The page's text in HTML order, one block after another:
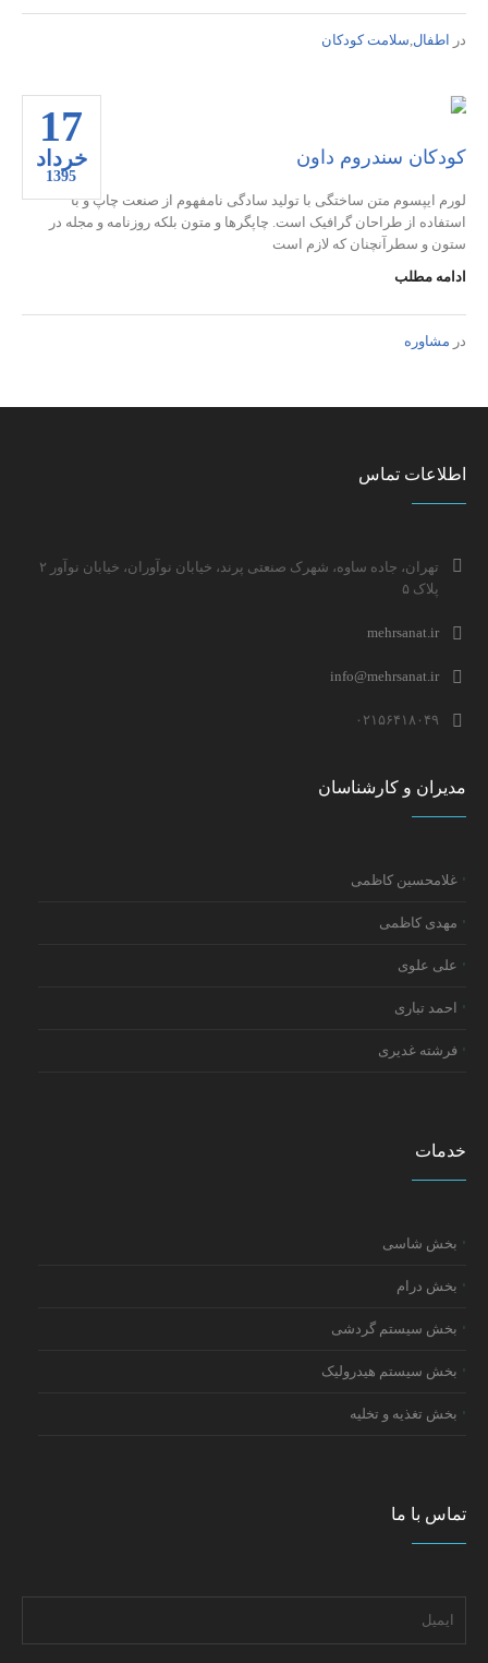
در اطفال سلامت کودکان
17
خرداد
1395
کودکان سندروم داون
لورم ایپسوم متن ساختگی با تولید سادگی نامفهوم از صنعت چاپ و با
استفاده از طراحان گرافیک است. چاپگرها و متون بلکه روزنامه و مجله در
ستون و سطرآنچنان که لازم است
ادامه مطلب
در مشاوره
اطلاعات تماس
تهران، جاده ساوه، شهرک صنعتی پرند، خیابان نوآوران، خیابان نوآور ۲
پلاک ۵
mehrsanat.ir
info@mehrsanat.ir
۰۲۱۵۶۴۱۸۰۴۹
مدیران و کارشناسان
غلامحسین کاظمی
مهدی کاظمی
علی علوی
احمد تباری
فرشته غدیری
خدمات
بخش شاسی
بخش درام
بخش سیستم گردشی
بخش سیستم هیدرولیک
بخش تغذیه و تخلیه
تماس با ما